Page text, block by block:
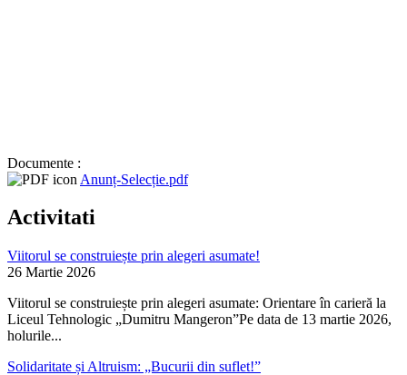
Documente :
Anunț-Selecție.pdf
Activitati
Viitorul se construiește prin alegeri asumate!
26 Martie 2026
Viitorul se construiește prin alegeri asumate: Orientare în carieră la
Liceul Tehnologic „Dumitru Mangeron”Pe data de 13 martie 2026,
holurile...
Solidaritate și Altruism: „Bucurii din suflet!”